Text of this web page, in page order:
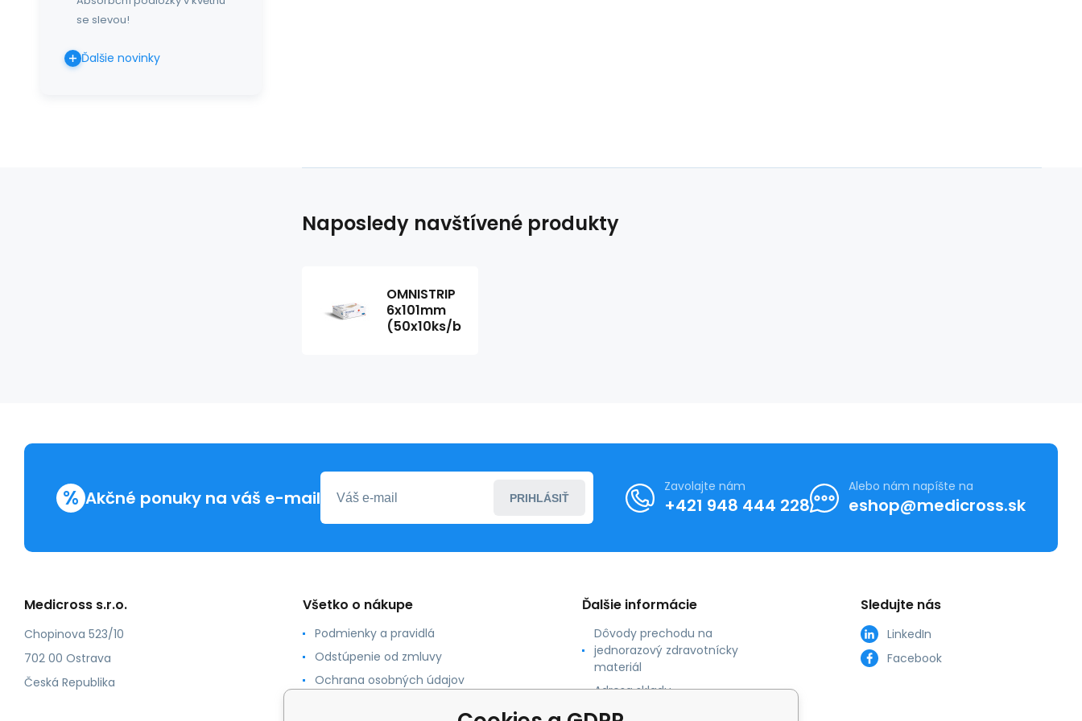
se slevou!
Ďalšie novinky
Naposledy navštívené produkty
OMNISTRIP
6x101mm
(50x10ks/bal)
% Akčné ponuky na váš e-mail PRIHLÁSIŤ
Zavolajte nám
+421 948 444 228
Alebo nám napíšte na
eshop@medicross.sk
Medicross s.r.o.
Chopinova 523/10
702 00 Ostrava
Česká Republika
Všetko o nákupe
Podmienky a pravidlá
Odstúpenie od zmluvy
Ochrana osobných údajov
Ďalšie informácie
Dôvody prechodu na
jednorazový zdravotnícky
materiál
Adresa skladu
Sledujte nás
LinkedIn
Facebook